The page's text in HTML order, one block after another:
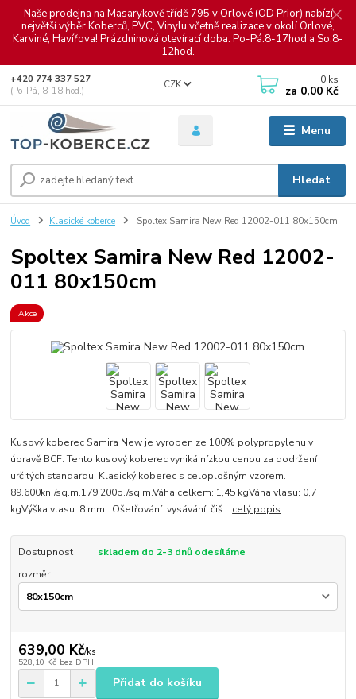
Naše prodejna na Masarykově třídě 795 v Orlové (OD Prior) nabízí
největší výběr Koberců, PVC, Vinylu včetně realizace v okolí Orlové,
Karviné, Havířova! Prázdninová otevírací doba: Po-Pá:8-17hod a So:8-
12hod.
Menu
CZK
Hledat
+420 774 337 527
(Po-Pá, 8-18 hod.)
0 ks
za 0,00 Kč
Úvod Klasické koberce Spoltex Samira New Red 12002-011 80x150cm
Spoltex Samira New Red 12002-
011 80x150cm
Akce
Kusový koberec Samira New je vyroben ze 100% polypropylenu v
úpravě BCF. Tento kusový koberec vyniká nízkou cenou za dodržení
určitých standardu. Klasický koberec s celoplošným vzorem.
89.600kn./sq.m.179.200p./sq.m.Váha celkem: 1,45 kgVáha vlasu: 0,7
kgVýška vlasu: 8 mm Ošetřování: vysávání, čiš... celý popis
Dostupnost
skladem do 2-3 dnů odesíláme
rozměr
639,00 Kč/ks
528,10 Kč bez DPH
Přidat do košíku